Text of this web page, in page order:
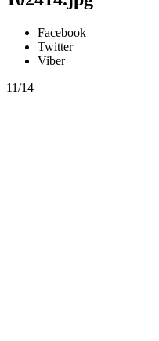
Facebook
Twitter
Viber
11/14